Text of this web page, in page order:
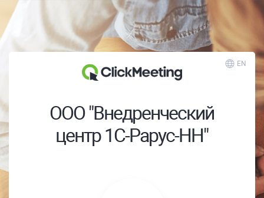
EN
ООО "Внедренческий
центр 1С-Рарус-НН"